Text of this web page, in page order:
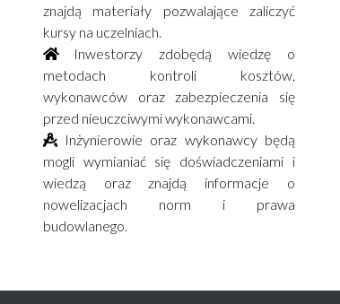
znajdą materiały pozwalające zaliczyć
kursy na uczelniach.
Inwestorzy zdobędą wiedzę o
metodach kontroli kosztów,
wykonawców oraz zabezpieczenia się
przed nieuczciwymi wykonawcami.
Inżynierowie oraz wykonawcy będą
mogli wymianiać się doświadczeniami i
wiedzą oraz znajdą informacje o
nowelizacjach norm i prawa
budowlanego.